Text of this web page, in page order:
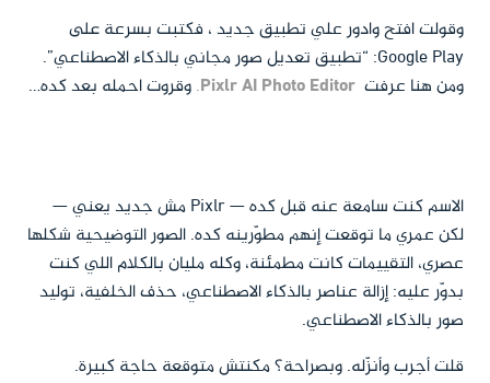
وقولت افتح وادور علي تطبيق جديد ، فكتبت بسرعة على
Google Play: “تطبيق تعديل صور مجاني بالذكاء الاصطناعي”.
ومن هنا عرفت Pixlr AI Photo Editor
.وقروت احمله بعد كده…
الاسم كنت سامعة عنه قبل كده — Pixlr مش جديد يعني —
لكن عمري ما توقعت إنهم مطوّرينه كده. الصور التوضيحية شكلها
عصري، التقييمات كانت مطمئنة، وكله مليان بالكلام اللي كنت
بدوّر عليه: إزالة عناصر بالذكاء الاصطناعي، حذف الخلفية، توليد
صور بالذكاء الاصطناعي.
قلت أجرب وأنزّله. وبصراحة؟ مكنتش متوقعة حاجة كبيرة.